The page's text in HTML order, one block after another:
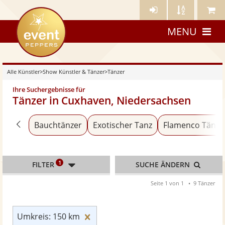
Künstler- Künstler Meine
eventpeppers
MENU
Alle Künstler>Show Künstler & Tänzer>Tänzer
Ihre Suchergebnisse für
Tänzer in Cuxhaven, Niedersachsen
Zurück zu «Show Künstler & Tänzer»
Bauchtänzer Exotischer Tanz Flamenco
Umkreis: 150 km
FILTER 1 SUCHE ÄNDERN
Seite 1 von 1 9 Tänzer